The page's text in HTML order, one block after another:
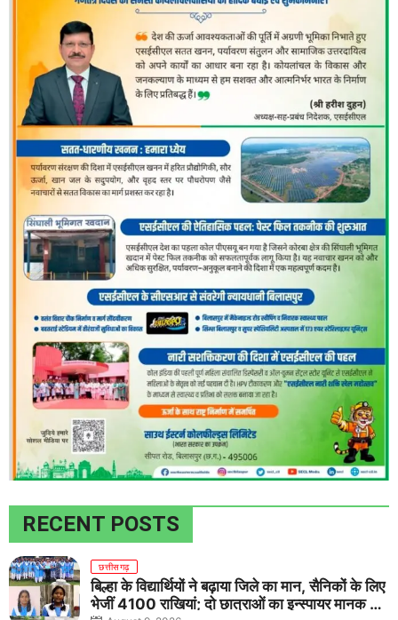
RECENT POSTS
छत्तीसगढ़
बिल्हा के विद्यार्थियों ने बढ़ाया जिले का मान, सैनिकों के लिए
भेजीं 4100 राखियां; दो छात्राओं का इन्स्पायर मानक में